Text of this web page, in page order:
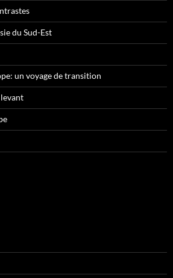
du Sud-Est
un voyage de transition